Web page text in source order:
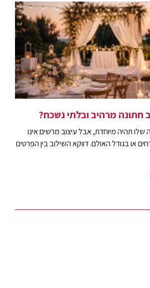
חתונה מרהיב ובלתי נשכח?
שלו תהיה מיוחדת, אבל עיצוב מרשים אינו
או בגודל האולם. דווקא השילוב בין הפרטים